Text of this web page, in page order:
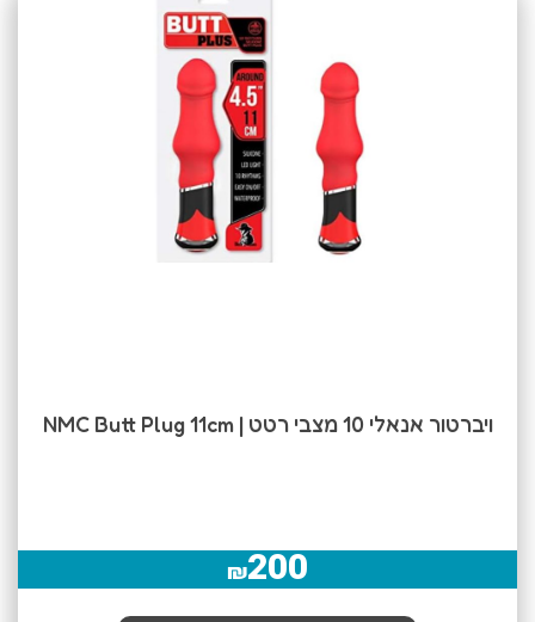
ויברטור אנאלי 10 מצבי רטט | NMC Butt Plug 11cm
₪200